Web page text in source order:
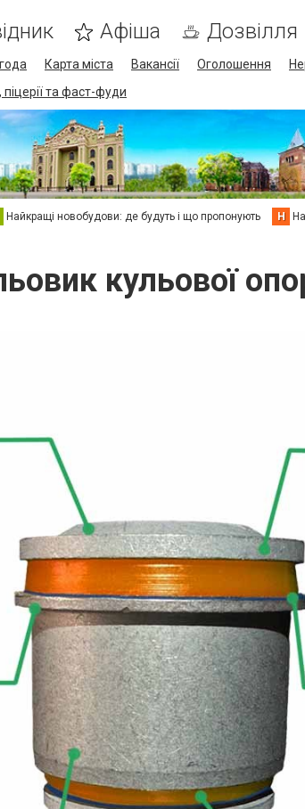
Афіша Дозвілля
Карта міста Вакансії Оголошення
та фаст-фуди
Найкращі новобудови: де будуть і що пропонують Н
кульової